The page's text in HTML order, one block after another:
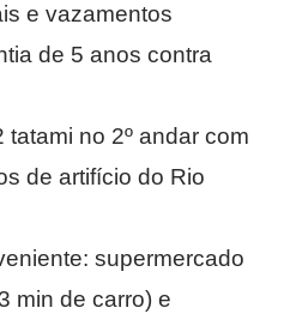
e vazamentos
de 5 anos contra
tatami no 2º andar com
de artifício do Rio
supermercado
min de carro) e